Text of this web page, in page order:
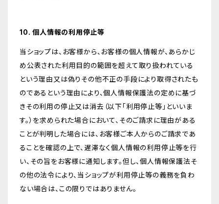
10. 個人情報の利用停止等
当ショップは、お客様から、お客様の個人情報が、あらかじ
め公表された利用目的の範囲を超えて取り扱われている
という理由又は偽りその他不正の手段により取得されたも
のであるという理由により、個人情報保護法の定めに基づ
きその利用の停止又は消去（以下「利用停止等」といいま
す。）を求められた場合において、そのご請求に理由がある
ことが判明した場合には、お客様ご本人からのご請求であ
ることを確認の上で、遅滞なく個人情報の利用停止等を行
い、その旨をお客様に通知します。但し、個人情報保護法そ
の他の法令により、当ショップが利用停止等の義務を負わ
ない場合は、この限りではありません。